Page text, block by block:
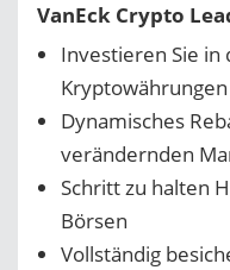
VanEck Crypto
Investieren Sie
Kryptowährungen
Dynamisches
verändernden
Schritt zu halten
Börsen
Vollständig